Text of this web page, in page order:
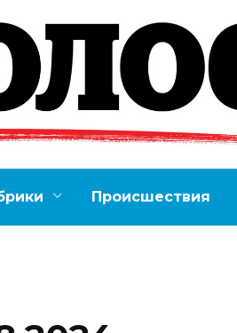
Происшествия